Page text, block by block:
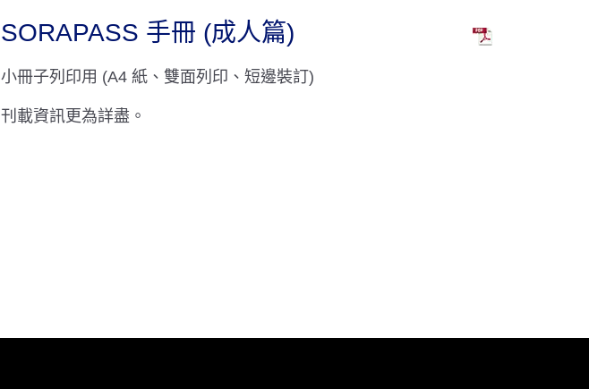
SORAPASS 手冊 (成人篇)
小冊子列印用 (A4 紙、雙面列印、短邊裝訂)
刊載資訊更為詳盡。